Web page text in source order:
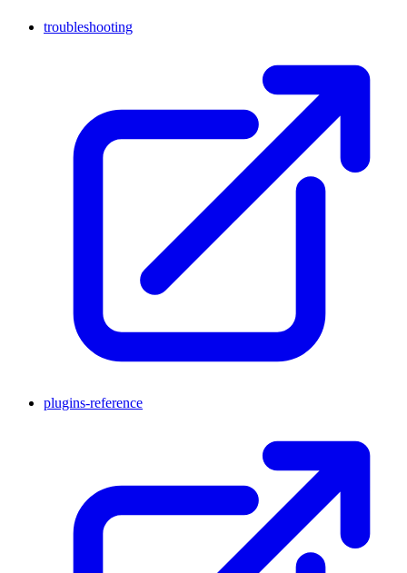
troubleshooting
plugins-reference